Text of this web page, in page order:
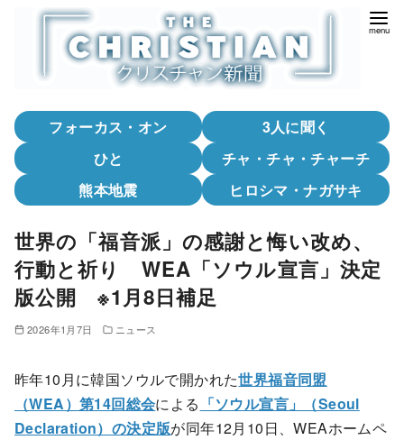
フォーカス・オン
3人に聞く
ひと
チャ・チャ・チャーチ
熊本地震
ヒロシマ・ナガサキ
世界の「福音派」の感謝と悔い改め、
行動と祈り WEA「ソウル宣言」決定
版公開 ※1月8日補足
2026年1月7日 ニュース
昨年10月に韓国ソウルで開かれた世界福音同盟
（WEA）第14回総会による 「ソウル宣言」（Seoul
Declaration）の決定版が同年12月10日、WEAホームペ